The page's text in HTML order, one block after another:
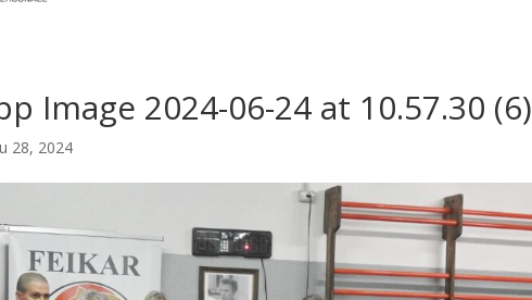
Image 2024-06-24 at 10.57.30 (6)
28, 2024